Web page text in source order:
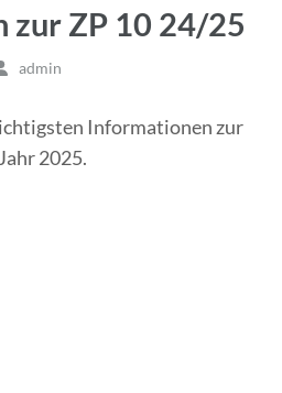
zur ZP 10 24/25
admin
Informationen zur
2025.